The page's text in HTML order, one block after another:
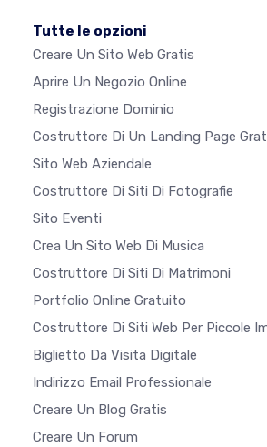
Tutte le opzioni
Creare Un Sito Web Gratis
Aprire Un Negozio Online
Registrazione Dominio
Costruttore Di Un Landing Page
Sito Web Aziendale
Costruttore Di Siti Di Fotografie
Sito Eventi
Crea Un Sito Web Di Musica
Costruttore Di Siti Di Matrimoni
Portfolio Online Gratuito
Costruttore Di Siti Web Per Piccole
Biglietto Da Visita Digitale
Indirizzo Email Professionale
Creare Un Blog Gratis
Creare Un Forum